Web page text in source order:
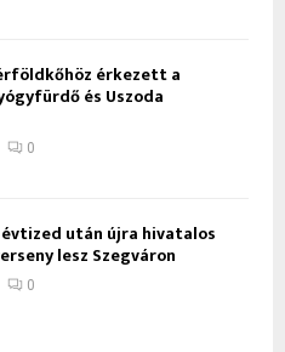
érkezett a
és Uszoda
0
után újra hivatalos
lesz Szegváron
0